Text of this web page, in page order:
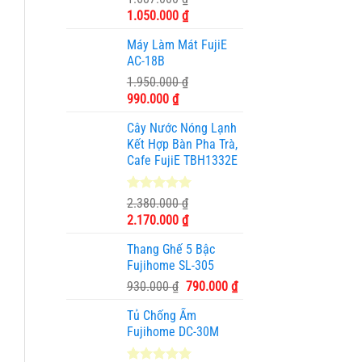
dựa trên
đánh giá
Giá
là:
1.687.000 ₫.
1.050.000 ₫Giá
tại
1.050.000 ₫.
Máy Làm Mát FujiE
AC-18B
1.950.000₫
Giá
là:
1.950.000 ₫.
990.000 ₫Giá
tại
là:
990.000 ₫.
Cây Nước Nóng Lạnh
Kết Hợp Bàn Pha Trà,
Cafe FujiE TBH1332E
5.00trên 5
dựa trên
11
đánh giá
2.380.000₫
Giá
là:
2.380.000 ₫.
2.170.000 ₫Giá
tại
là:
2.170.000 ₫.
Thang Ghế 5 Bậc
Fujihome SL-305
930.000₫ Giá
là:
930.000 ₫.
790.000 ₫Giá
Tủ Chống Ẩm
Fujihome DC-30M